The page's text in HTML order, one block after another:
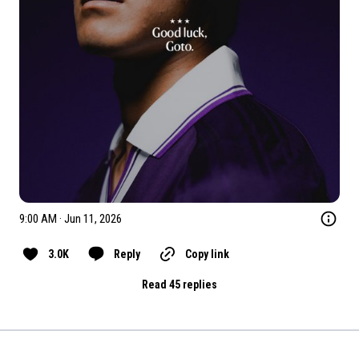
9:00 AM · Jun 11, 2026
3.0K Reply Copy link
Read 45 replies